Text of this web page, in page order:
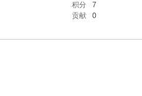
积分
7
贡献 0